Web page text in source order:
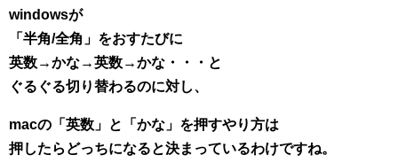
windowsが
「半角/全角」をおすたびに
英数→かな→英数→かな・・・と
ぐるぐる切り替わるのに対し、
macの「英数」と「かな」を押すやり方は
押したらどっちになると決まっているわけですね。